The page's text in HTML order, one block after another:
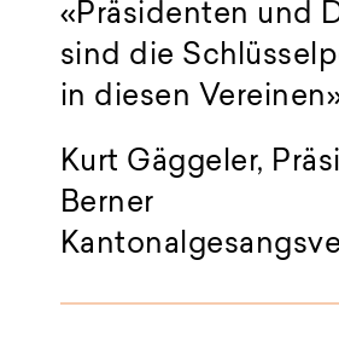
«Präsidenten und
sind die
in diesen
Kurt Gäggeler,
Berner